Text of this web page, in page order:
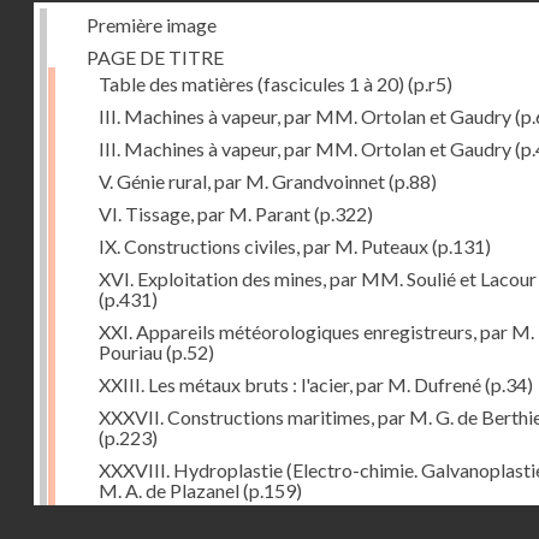
Première image
PAGE DE TITRE
Table des matières (fascicules 1 à 20) (p.r5)
III. Machines à vapeur, par MM. Ortolan et Gaudry
III. Machines à vapeur, par MM. Ortolan et Gaudry
V. Génie rural, par M. Grandvoinnet(p.88)
VI. Tissage, par M. Parant(p.322)
IX. Constructions civiles, par M. Puteaux(p.131)
XVI. Exploitation des mines, par MM. Soulié et Lacour
(p.431)
XXI. Appareils météorologiques enregistreurs, par M.
Pouriau(p.52)
XXIII. Les métaux bruts : l'acier, par M. Dufrené(p.34)
XXXVII. Constructions maritimes, par M. G. de
(p.223)
XXXVIII. Hydroplastie (Electro-chimie.
M. A. de Plazanel(p.159)